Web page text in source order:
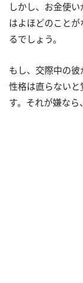
しかし、お金使
はよほどのこと
るでしょう。
もし、交際中の
性格は直らない
す。それが嫌なら